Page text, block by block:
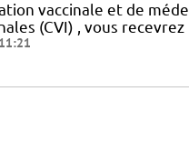
vaccinale et de
(CVI) , vous